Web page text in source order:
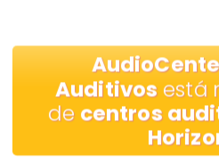
Auditivos está
de centros